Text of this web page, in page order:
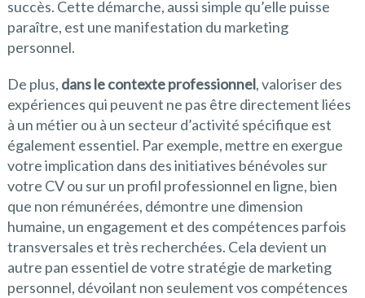
succès. Cette démarche, aussi simple qu’elle puisse
paraître, est une manifestation du marketing
personnel.
De plus, dans le contexte professionnel, valoriser des
expériences qui peuvent ne pas être directement liées
à un métier ou à un secteur d’activité spécifique est
également essentiel. Par exemple, mettre en exergue
votre implication dans des initiatives bénévoles sur
votre CV ou sur un profil professionnel en ligne, bien
que non rémunérées, démontre une dimension
humaine, un engagement et des compétences parfois
transversales et très recherchées. Cela devient un
autre pan essentiel de votre stratégie de marketing
personnel, dévoilant non seulement vos compétences